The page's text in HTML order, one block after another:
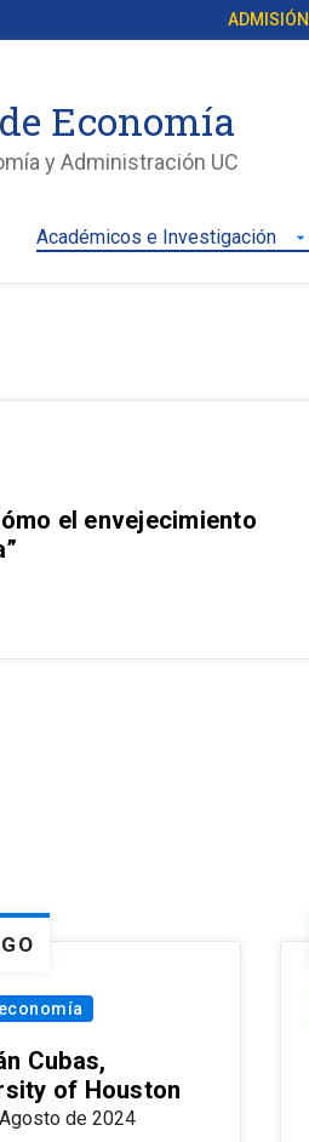
ADMISIÓN
Economía
y Administración UC
Académicos e Investigación arrow_drop_down
el envejecimiento
Cubas,
of Houston
de 2024